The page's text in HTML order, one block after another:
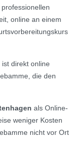
online an einem
direkt online
die den
als Online-
weniger Kosten
nicht vor Ort